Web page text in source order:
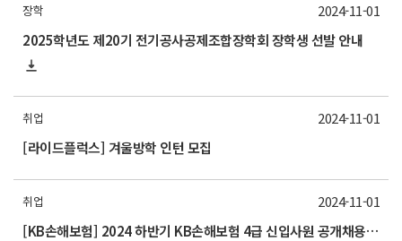
장학
2025학년도 제20기 전기공사공제조합장학회 장학생 선발 안내
2024-11-01
취업
[라이드플럭스] 겨울방학 인턴 모집
2024-11-01
취업
[KB손해보험] 2024 하반기 KB손해보험 4급 신입사원 공개채용 (~11/13(수) 23시까지)
2024-11-01